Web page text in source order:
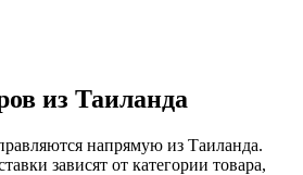
из Таиланда
напрямую из Таиланда.
зависят от категории товара,